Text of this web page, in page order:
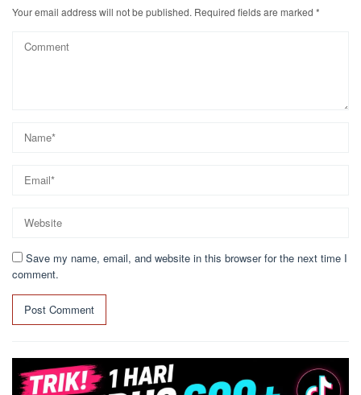
Your email address will not be published. Required fields are marked *
Save my name, email, and website in this browser for the next time I
comment.